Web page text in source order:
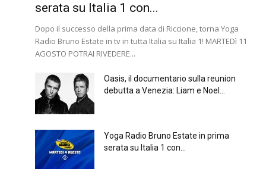
serata su Italia 1 con...
Dopo il successo della prima data di Riccione, torna Yoga
Radio Bruno Estate in tv in tutta Italia su Italia 1! MARTEDì 11
AGOSTO POTRAI RIVEDERE...
Oasis, il documentario sulla reunion
debutta a Venezia: Liam e Noel...
Yoga Radio Bruno Estate in prima
serata su Italia 1 con...